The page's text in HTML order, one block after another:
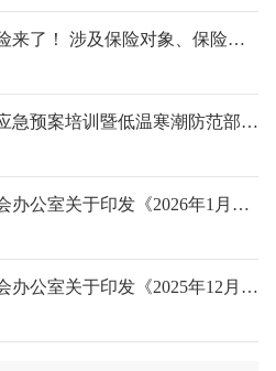
！ 涉及保险对象、保险责任……
预案培训暨低温寒潮防范部署会
《2026年1月全市自然灾害形势预测》的通知
《2025年12月全市自然灾害形势预测》的通知